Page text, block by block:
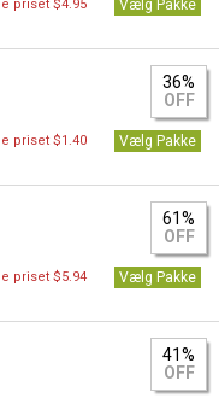
priset $4.95 Vælg Pakke
36%
OFF
priset $1.40 Vælg Pakke
61%
OFF
priset $5.94 Vælg Pakke
41%
OFF